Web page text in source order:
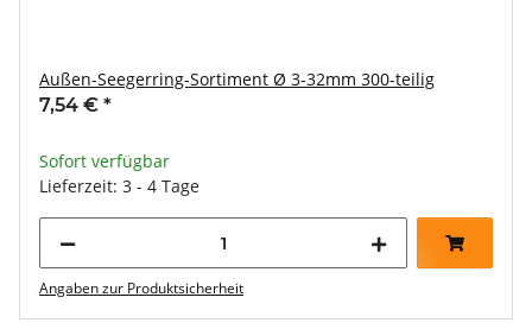
Außen-Seegerring-Sortiment Ø 3-32mm 300-teilig
7,54 € *
Sofort verfügbar
Lieferzeit: 3 - 4 Tage
Angaben zur Produktsicherheit